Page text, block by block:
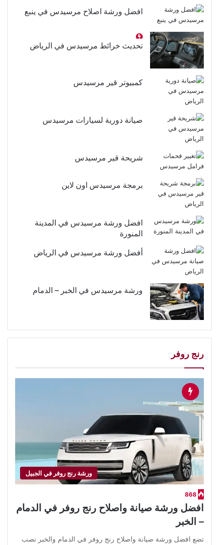
افضل ورشة اصلاح مرسيدس في ينبع
تحديث خرائط مرسيدس في الرياض
كمبيوتر قير مرسيدس
صيانة دورية لسيارات مرسيدس
شريحة قير مرسيدس
برمجة مرسيدس اون لاين
افضل ورشة مرسيدس في المدينة
المنورة
أفضل ورشة مرسيدس في الرياض
ورشة مرسيدس في الخبر – الدمام
رنج روفر
ورشة رنج روفر في الجبيل
868
افضل ورشة صيانة واصلاح رنج روفر في الدمام
– الخبر
تضع افضل ورشة صيانة واصلاح رنج روفر في الدمام والخبر نصب